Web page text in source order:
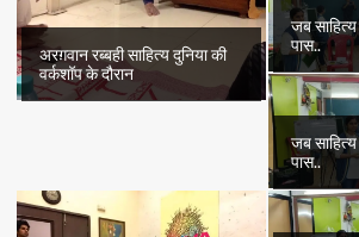
अरग़वान रब्बही साहित्य दुनिया की
वर्कशॉप के दौरान
जब
पास..
जब
पास..